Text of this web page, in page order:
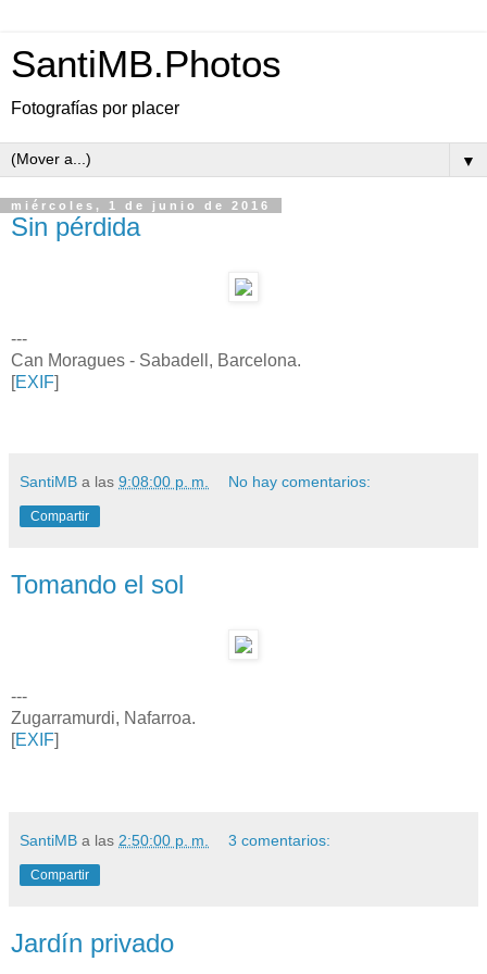
SantiMB.Photos
Fotografías por placer
▼
miércoles, 1 de junio de 2016
Sin pérdida
---
Can Moragues - Sabadell, Barcelona.
[EXIF]
SantiMB a las 9:08:00 p. m. No hay comentarios:
Compartir
Tomando el sol
---
Zugarramurdi, Nafarroa.
[EXIF]
SantiMB a las 2:50:00 p. m. 3 comentarios:
Compartir
Jardín privado